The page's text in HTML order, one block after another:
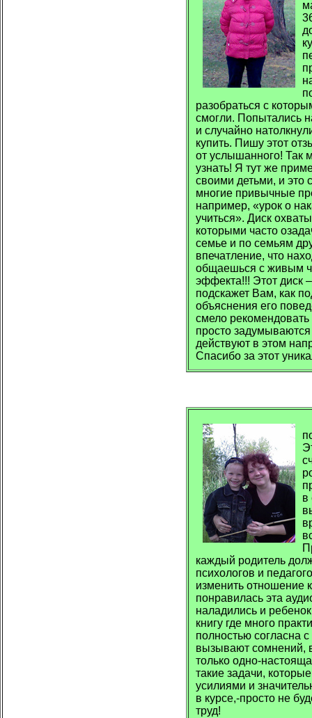
разобраться с
смогли. Попытались
и случайно
купить. Пишу этот
от услышанного! Так
узнать! Я тут же
своими детьми, и это
многие привычные
например, «урок о
учиться». Диск
которыми часто
семье и по семьям
впечатление, что
общаешься с живым
эффекта!!! Этот диск
подскажет Вам, как
объяснения его
смело рекомендовать
просто
действуют в этом
Спасибо за этот
в
каждый родитель
психологов и
изменить отношение
понравилась эта
наладились и
книгу где много
полностью согласна
вызывают сомнений,
только одно-
такие задачи,
усилиями и
в курсе,-просто не
труд!